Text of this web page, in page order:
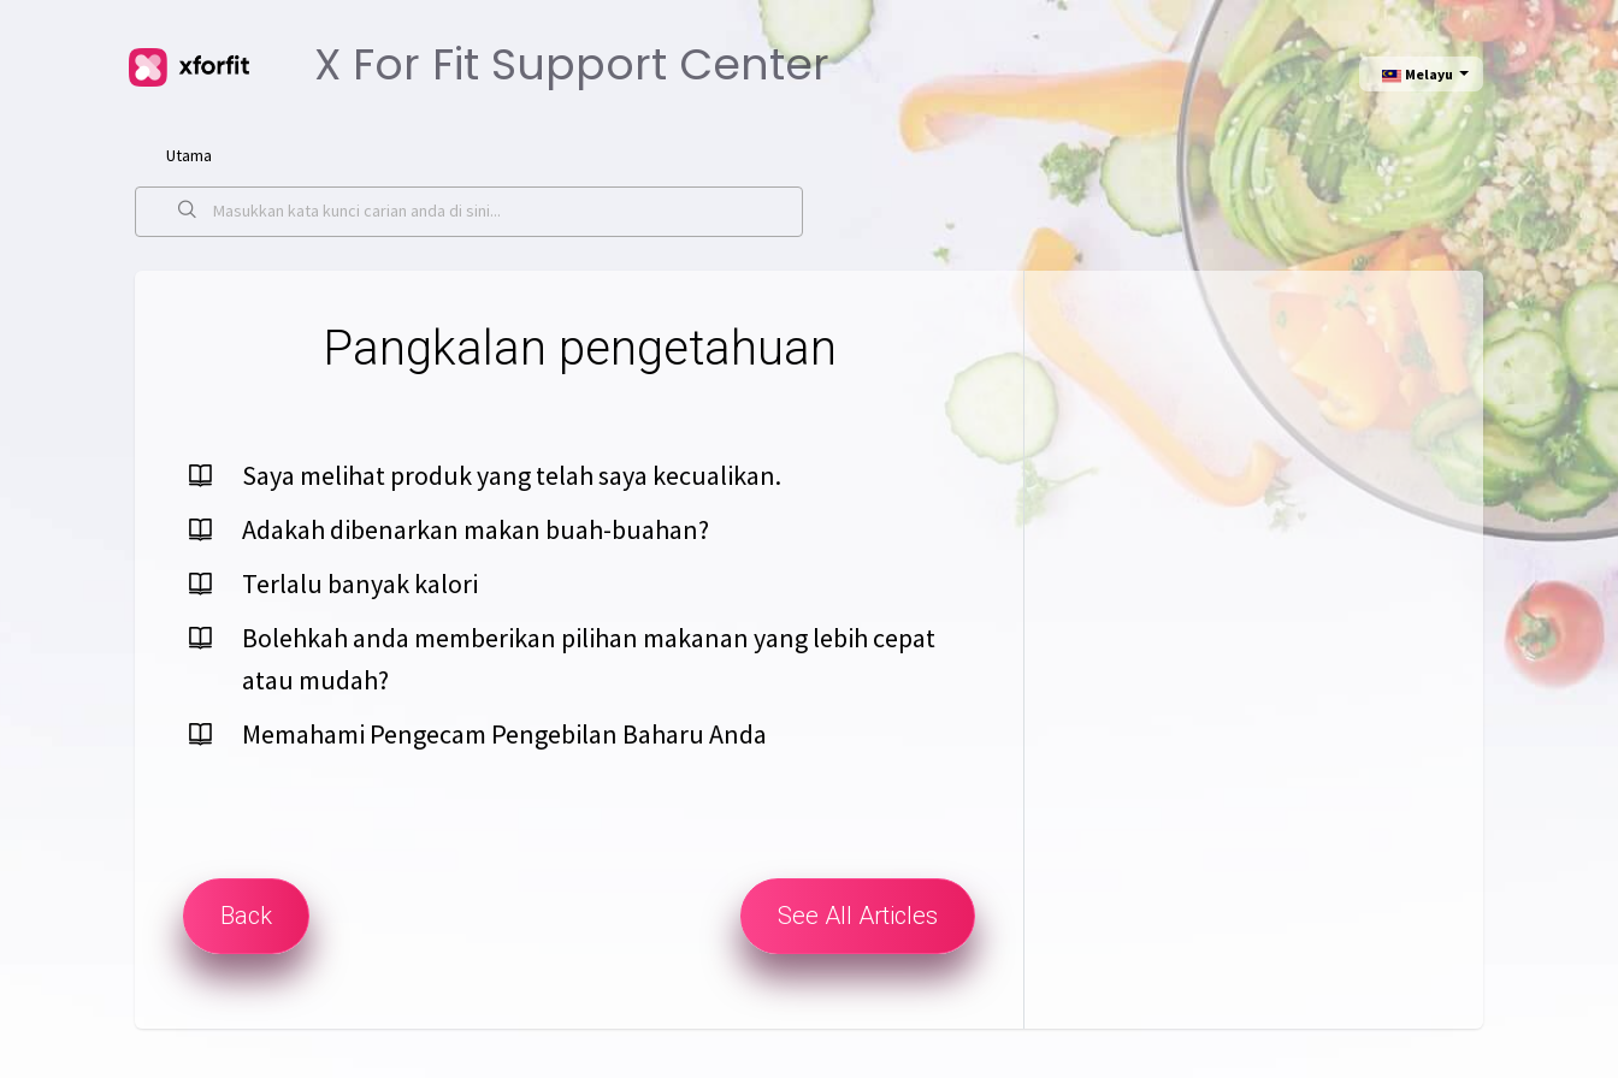
X For Fit Support Center Melayu
Utama
Pangkalan pengetahuan
Saya melihat produk yang telah saya kecualikan.
Adakah dibenarkan makan buah-buahan?
Terlalu banyak kalori
Bolehkah anda memberikan pilihan makanan yang lebih cepat
atau mudah?
Memahami Pengecam Pengebilan Baharu Anda
Back See All Articles